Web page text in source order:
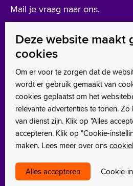
Mail je vraag naar ons.
werken@asz.nl
Leer ons kennen
LinkedIn
Instagram
Facebook
TikTok
Deze website maakt
cookies
Om er voor te zorgen dat de
wordt er gebruik gemaakt van
cookies geplaatst om het
relevante advertenties te tonen.
van dienst zijn. Klik op "Alles
accepteren. Klik op "Cookie-
maken. Lees meer over ons
Cookie-